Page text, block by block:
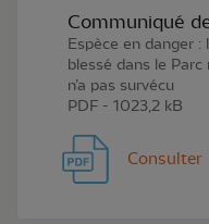
Communiqué
Espèce en danger :
blessé dans le
n’a pas survécu
PDF - 1023,2 kB
Consulter